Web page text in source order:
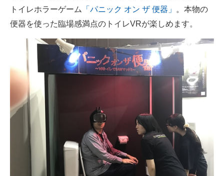
スマホと通信の最新トレンド
進化するPCとデバイスの未来
好きが集まる 比べて選べる
ビジネスと働き方のヒント
AI活用のいまが分かる
企業ITのトレンドを詳説
経営リーダーのコミュニティ
マーケ×ITの今がよく分かる
トイレホラーゲーム
「パニック オン ザ 便器」
。本物の
便器を使った臨場感満点のトイレVRが楽しめます。